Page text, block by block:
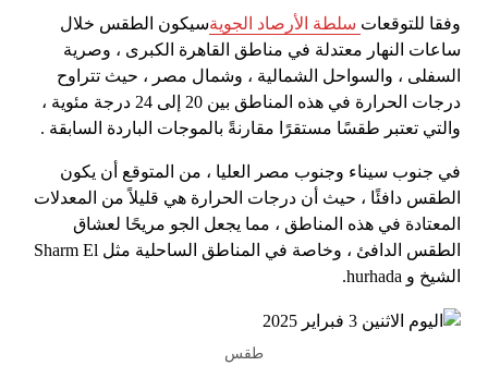
وفقا للتوقعات سلطة الأرصاد الجويةسيكون الطقس خلال
ساعات النهار معتدلة في مناطق القاهرة الكبرى ، وصرية
السفلى ، والسواحل الشمالية ، وشمال مصر ، حيث تتراوح
درجات الحرارة في هذه المناطق بين 20 إلى 24 درجة مئوية ،
والتي تعتبر طقسًا مستقرًا مقارنةً بالموجات الباردة السابقة .
في جنوب سيناء وجنوب مصر العليا ، من المتوقع أن يكون
الطقس دافئًا ، حيث أن درجات الحرارة هي قليلاً من المعدلات
المعتادة في هذه المناطق ، مما يجعل الجو مريحًا لعشاق
الطقس الدافئ ، وخاصة في المناطق الساحلية مثل Sharm El
الشيخ و hurhada.
طقس